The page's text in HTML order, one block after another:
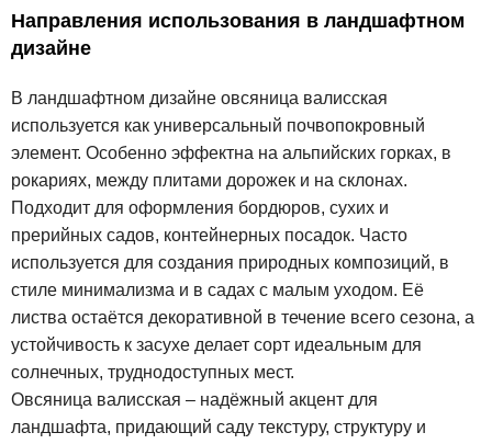
Направления использования в ландшафтном
дизайне
В ландшафтном дизайне овсяница валисская
используется как универсальный почвопокровный
элемент. Особенно эффектна на альпийских горках, в
рокариях, между плитами дорожек и на склонах.
Подходит для оформления бордюров, сухих и
прерийных садов, контейнерных посадок. Часто
используется для создания природных композиций, в
стиле минимализма и в садах с малым уходом. Её
листва остаётся декоративной в течение всего сезона, а
устойчивость к засухе делает сорт идеальным для
солнечных, труднодоступных мест.
Овсяница валисская – надёжный акцент для
ландшафта, придающий саду текстуру, структуру и